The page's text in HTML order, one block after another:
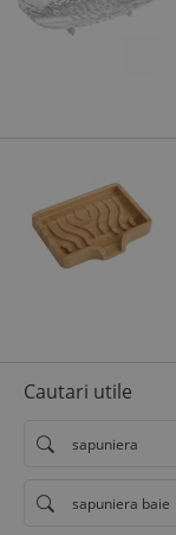
Cautari utile
sapuniera
sapuniera baie